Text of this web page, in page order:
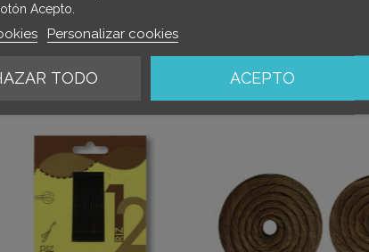
Acepto.
Personalizar cookies
TODO ACEPTO